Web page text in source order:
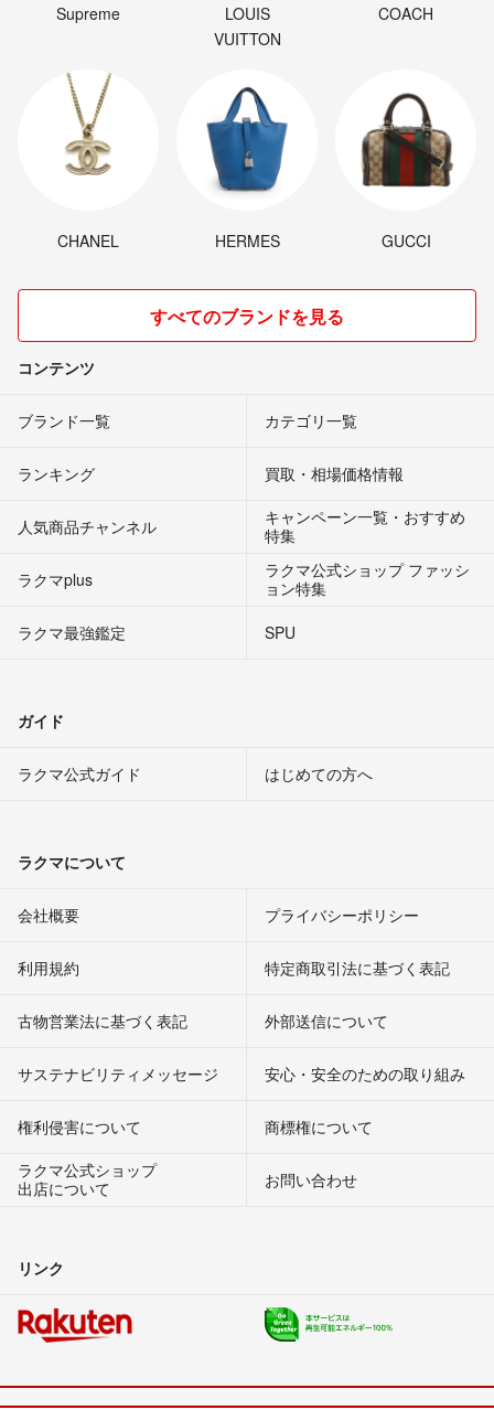
Supreme
LOUIS
VUITTON
COACH
CHANEL HERMES GUCCI
すべてのブランドを見る
コンテンツ
ブランド一覧 カテゴリ一覧
ランキング 買取・相場価格情報
人気商品チャンネル
キャンペーン一覧・おすすめ
特集
ラクマplus
ラクマ公式ショップ ファッシ
ョン特集
ラクマ最強鑑定
SPU
ガイド
ラクマ公式ガイド はじめての方へ
ラクマについて
会社概要 プライバシーポリシー
利用規約 特定商取引法に基づく表記
古物営業法に基づく表記 外部送信について
サステナビリティメッセージ 安心・安全のための取り組み
権利侵害について
商標権について
ラクマ公式ショップ
出店について
お問い合わせ
リンク